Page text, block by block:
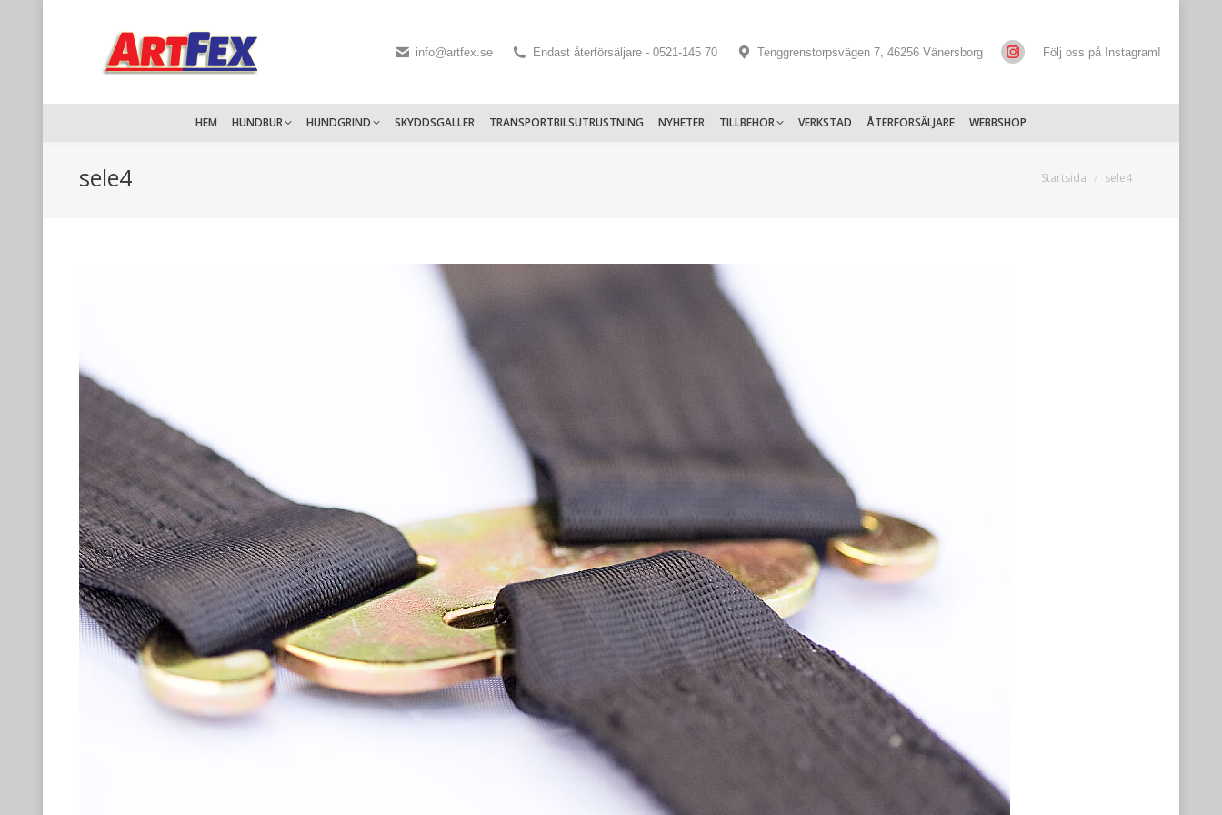
info@artfex.se Endast återförsäljare - 0521-145 70 Tenggrenstorpsvägen 7, 46256 Vänersborg Följ oss på Instagram!
HEM HUNDBUR HUNDGRIND SKYDDSGALLER TRANSPORTBILSUTRUSTNING NYHETER TILLBEHÖR VERKSTAD ÅTERFÖRSÄLJARE WEBBSHOP
sele4 Du är här:
Startsida sele4